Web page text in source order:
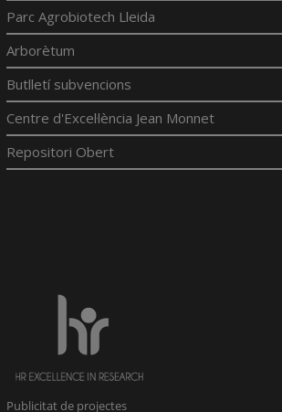
Parc Agrobiotech Lleida
Arborètum
Butlletí subvencions
Centre d'Excel·lència Jean Monnet
Repositori Obert